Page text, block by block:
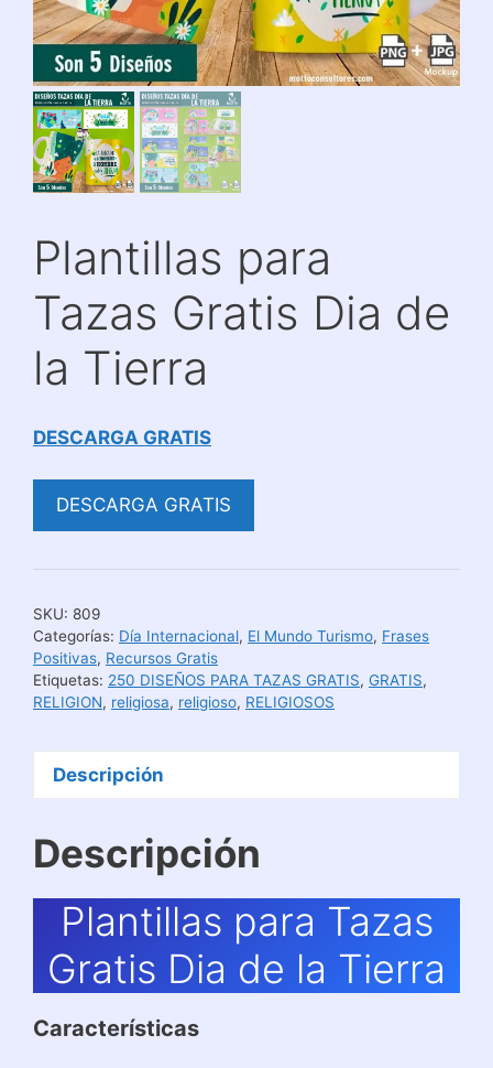
Plantillas para
Tazas Gratis Dia de
la Tierra
DESCARGA GRATIS
DESCARGA GRATIS
SKU: 809
Categorías: Día Internacional, El Mundo Turismo, Frases
Positivas, Recursos Gratis
Etiquetas: 250 DISEÑOS PARA TAZAS GRATIS, GRATIS,
RELIGION, religiosa, religioso, RELIGIOSOS
Descripción
Descripción
Plantillas para Tazas
Gratis Dia de la Tierra
Características